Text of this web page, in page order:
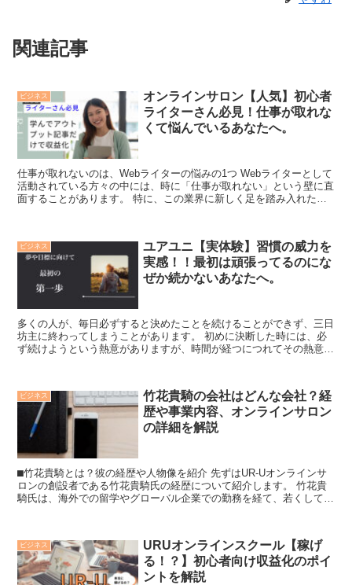
関連記事
ビジネス
オンラインサロン【人気】初心者
ライターさん必見！仕事が取れな
くて悩んでいるあなたへ。
仕事が取れないのは、Webライターの悩みの1つ Webライターとして
活動されている方々の中には、時に「仕事が取れない」という壁に直
面することがあります。 特に、この業界に新しく足を踏み入れたば
ビジネス
ユアユニ【実体験】習慣の威力を
実感！！最初は頑張ってるのにな
ぜか続かないあなたへ。
多くの人が、毎日必ずすると決めたことを続けることができず、三日
坊主に終わってしまうことがあります。 初めに決断した時には、必
ず続けようという熱意がありますが、時間が経つにつれてその熱意が
ビジネス
竹花貴騎の会社はどんな会社？経
歴や事業内容、オンラインサロン
の詳細を解説
⬛︎竹花貴騎とは？彼の経歴や人物像を紹介 先ずはUR-Uオンラインサ
ロンの創設者である竹花貴騎氏の経歴について紹介します。 竹花貴
騎氏は、海外での留学やグローバル企業での勤務を経て、若くして独
ビジネス
URUオンラインスクール【稼げ
る！？】初心者向け収益化のポイ
ントを解説